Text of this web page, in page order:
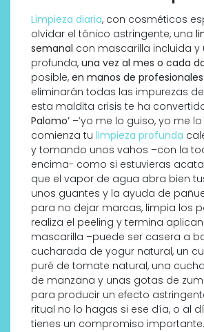
Limpieza diaria, con cosméticos
olvidar el tónico astringente, una
semanal con mascarilla incluida y
profunda, una vez al mes o cada
posible, en manos de profesionales
eliminarán todas las impurezas
esta maldita crisis te ha
Palomo’ –’yo me lo guiso, yo me
comienza tu limpieza profunda
y tomando unos vahos –con la
encima- como si estuvieras
que el vapor de agua abra bien
unos guantes y la ayuda de
para no dejar marcas, limpia los
realiza el peeling y termina
mascarilla –puede ser casera a
cucharada de yogur natural, un
puré de tomate natural, una
de manzana y unas gotas de
para producir un efecto
ritual no lo hagas si ese día, o al
tienes un compromiso importante.